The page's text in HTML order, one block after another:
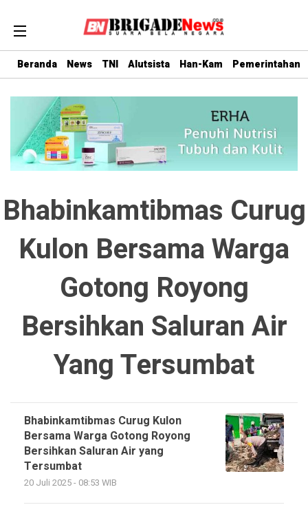
Beranda News TNI Alutsista Han-Kam Pemerintahan
Bhabinkamtibmas Curug
Kulon Bersama Warga
Gotong Royong
Bersihkan Saluran Air
Yang Tersumbat
Bhabinkamtibmas Curug Kulon
Bersama Warga Gotong Royong
Bersihkan Saluran Air yang
Tersumbat
20 Juli 2025 - 08:53 WIB